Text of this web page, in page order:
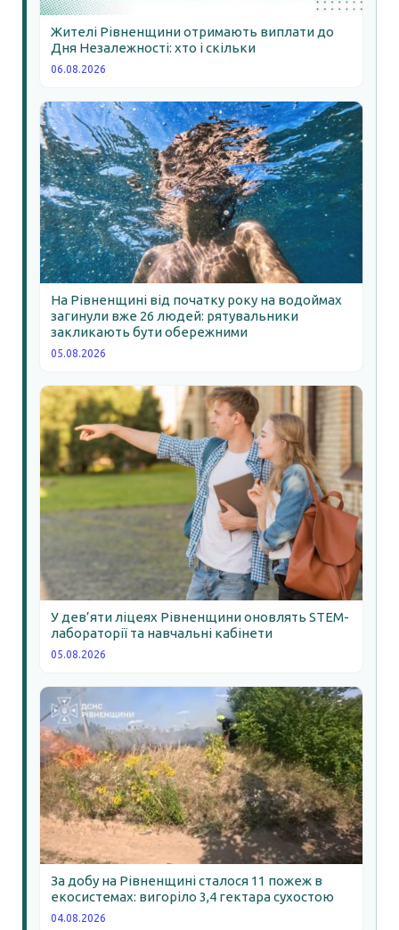
Жителі Рівненщини отримають виплати до
Дня Незалежності: хто і скільки
06.08.2026
На Рівненщині від початку року на водоймах
загинули вже 26 людей: рятувальники
закликають бути обережними
05.08.2026
У дев’яти ліцеях Рівненщини оновлять STEM-
лабораторії та навчальні кабінети
05.08.2026
За добу на Рівненщині сталося 11 пожеж в
екосистемах: вигоріло 3,4 гектара сухостою
04.08.2026